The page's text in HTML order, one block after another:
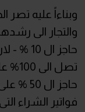
وبناءاً عليه تصر
والتجار الى
حاجز
تصل
حاجز
فواتير الشراء